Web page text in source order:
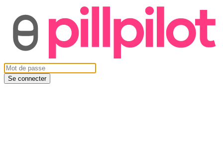
Se connecter